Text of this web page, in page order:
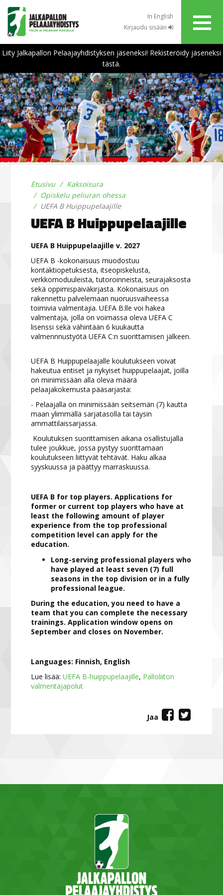
In English
Kirjaudu sisään
Liity Jalkapallon Pelaajayhdistyksen jäseneksi! Rekisteröidy jäseneksi
tästä.
Etusivu
Kaksoisura
Opiskelu peliuran ohessa
UEFA B Huippupelaajille
UEFA B Huippupelaajille
UEFA B Huippupelaajille v. 2027
UEFA B -kokonaisuus muodostuu
kontaktiopetuksesta, itseopiskelusta,
verkkomoduuleista, tutoroinneista, seurajaksosta
sekä oppimispäiväkirjasta. Kokonaisuus on
rakennettu palvelemaan nuoruusvaiheessa
toimivia valmentajia. UEFA B:lle voi hakea
valmentaja, jolla on voimassa oleva UEFA C
lisenssi sekä vähintään 6 kuukautta
valmennnustyötä UEFA C:n suorittamisen jälkeen.
UEFA B Huippupelaajalle koulutukseen voivat
hakeutua entiset ja nykyiset huippupelaajat, joilla
on minimissään alla oleva määrä
pelaajakokemusta pääsarjasta:
- Pelaajalla on minimissään seitsemän (7) kautta
maan ylimmällä sarjatasolla tai täysin
ammattilaissarjassa.
Koulutuksen suorittamisen aikana osallistujalla
tulee joukkue, jossa pystyy suorittamaan
koulutukseen liittyvät tehtävät. Haku alkaa
syyskuussa ja päättyy marraskuussa.
UEFA B for top players. Applications for
former or current top players who have at
least the following amount of player
experience from the top professional
competition level can apply for the
education.
Long-serving professional players who
have played at least seven (7) full
seasons in the top division or in a fully
professional league.
During the education, you need to have a
team that you can complete the necessary
trainings. Application window opens on
September and closes on November.
Languages: Finnish, English
Lue lisää:UEFA B-huippupelaajille, Palloliiton
valmentajapolut
Jaa